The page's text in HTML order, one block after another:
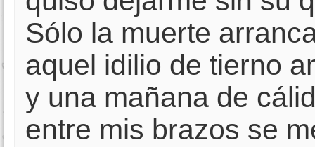
Sólo la muerte
aquel idilio de tierno
y una mañana de
entre mis brazos se